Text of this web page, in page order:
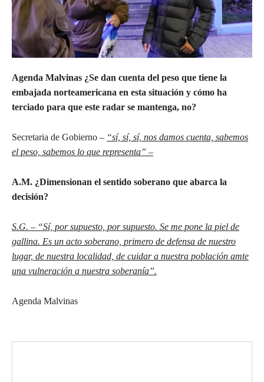
Agenda Malvinas ¿Se dan cuenta del peso que tiene la
embajada norteamericana en esta situación y cómo ha
terciado para que este radar se mantenga, no?
Secretaria de Gobierno – “sí, sí, sí, nos damos cuenta, sabemos
el peso, sabemos lo que representa” –
A.M. ¿Dimensionan el sentido soberano que abarca la
decisión?
S.G. – “Sí, por supuesto, por supuesto. Se me pone la piel de
gallina. Es un acto soberano, primero de defensa de nuestro
lugar, de nuestra localidad, de cuidar a nuestra población amte
una vulneración a nuestra soberanía”.
Agenda Malvinas